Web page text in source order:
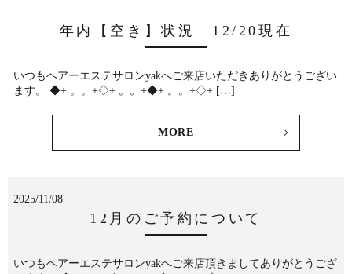
年内【空き】状況 12/20現在
いつもヘアーエステサロンyakへご来店いただきありがとうござい
ます。 ◆+ 。。+◇+ 。。+◆+ 。。+◇+ […]
MORE
2025/11/08
12月のご予約について
いつもヘアーエステサロンyakへご来店頂きましてありがとうござ